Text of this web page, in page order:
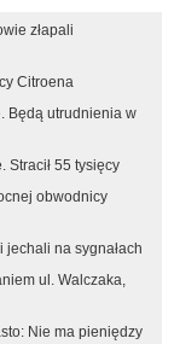
złapali
Citroena
Będą utrudnienia w
Stracił 55 tysięcy
obwodnicy
na sygnałach
ul. Walczaka,
Nie ma pieniędzy